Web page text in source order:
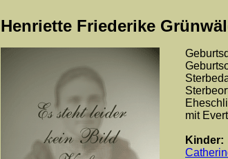
Henriette Friederike
mit
Kinder: